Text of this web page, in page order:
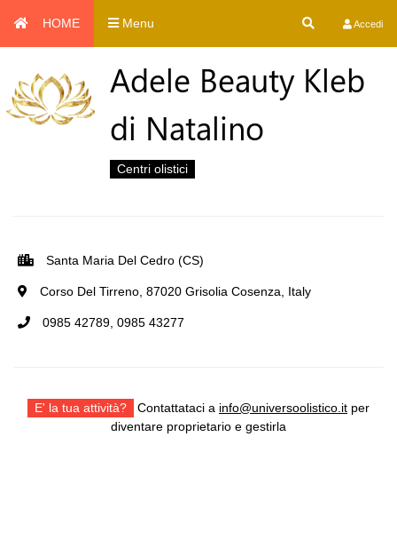
HOME Menu Accedi
Adele Beauty Kleb
di Natalino
Centri olistici
Santa Maria Del Cedro (CS)
Corso Del Tirreno, 87020 Grisolia Cosenza, Italy
0985 42789, 0985 43277
E' la tua attività? Contattataci a info@universoolistico.it per
diventare proprietario e gestirla